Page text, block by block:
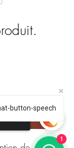
panier
button-speech
1